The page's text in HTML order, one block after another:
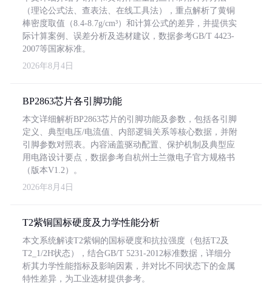
（理论公式法、查表法、在线工具法），重点解析了黄铜
棒密度取值（8.4-8.7g/cm³）和计算公式的差异，并提供实
际计算案例、误差分析及选材建议，数据参考GB/T 4423-
2007等国家标准。
2026年8月4日
BP2863芯片各引脚功能
本文详细解析BP2863芯片的引脚功能及参数，包括各引脚
定义、典型电压/电流值、内部逻辑关系等核心数据，并附
引脚参数对照表。内容涵盖驱动配置、保护机制及典型应
用电路设计要点，数据参考自杭州士兰微电子官方规格书
（版本V1.2）。
2026年8月4日
T2紫铜国标硬度及力学性能分析
本文系统解读T2紫铜的国标硬度和抗拉强度（包括T2及
T2_1/2H状态），结合GB/T 5231-2012标准数据，详细分
析其力学性能指标及影响因素，并对比不同状态下的金属
特性差异，为工业选材提供参考。